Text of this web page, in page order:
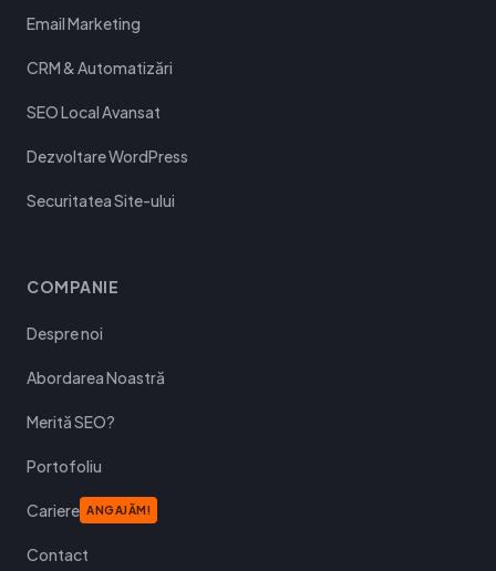
Email Marketing
CRM & Automatizări
SEO Local Avansat
Dezvoltare WordPress
Securitatea Site-ului
COMPANIE
Despre noi
Abordarea Noastră
Merită SEO?
Portofoliu
Cariere ANGAJĂM!
Contact